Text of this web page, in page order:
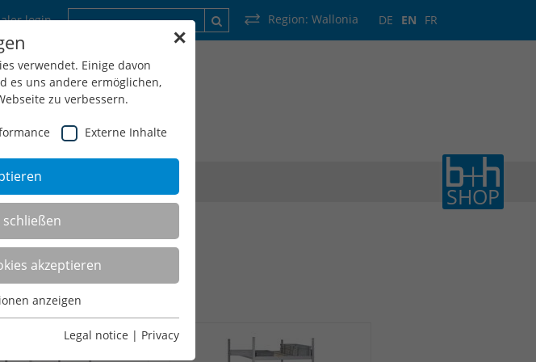
DE EN FR
Region: Wallonia
login
Shop SHOP
✕
verwendet. Einige davon
es uns andere ermöglichen,
zu verbessern.
Externe Inhalte
akzeptieren
Funktionen der
anzeigen
Legal notice | Privacy